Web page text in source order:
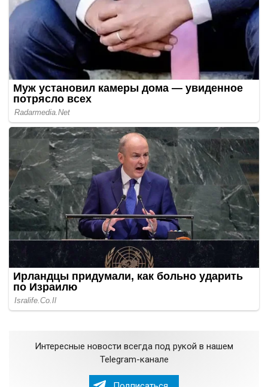
Интересные новости всегда под рукой в нашем
Telegram-канале